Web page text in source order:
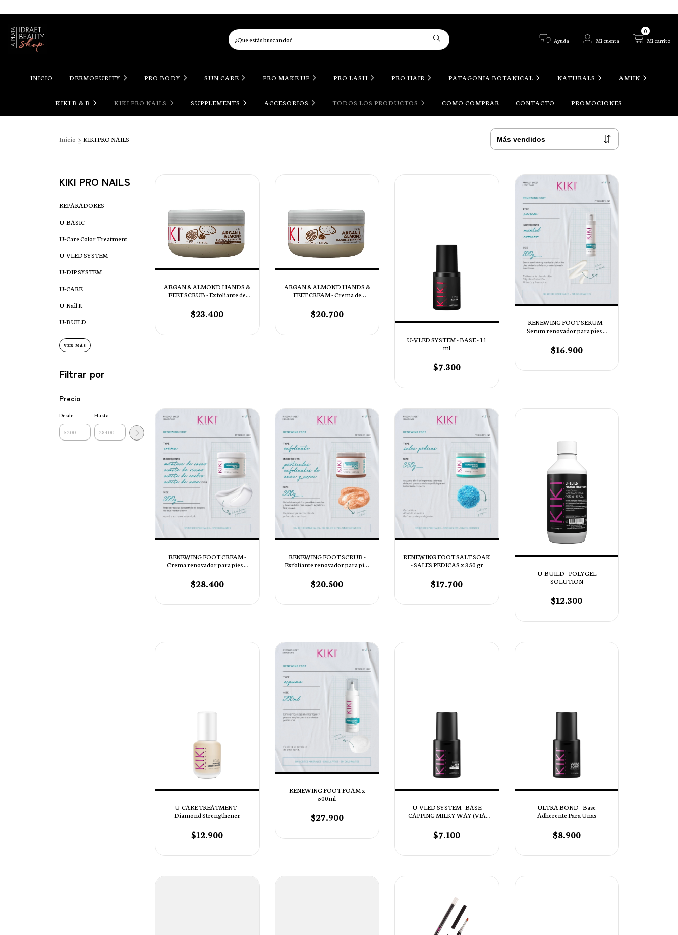
Ayuda Mi cuenta Mi carrito
0
INICIO DERMOPURITY PRO BODY SUN CARE PRO MAKE UP PRO LASH PRO HAIR PATAGONIA BOTANICAL NATURALS AMIIN
KIKI B & B KIKI PRO NAILS SUPPLEMENTS ACCESORIOS TODOS LOS PRODUCTOS COMO COMPRAR CONTACTO PROMOCIONES
Inicio > KIKI PRO NAILS
KIKI PRO NAILS
REPARADORES
U-BASIC
U-Care Color Treatment
U-VLED SYSTEM
U-DIP SYSTEM
U-CARE
U-Nail It
U-BUILD
VER MÁS
Filtrar por
Precio
Desde Hasta
ARGAN & ALMOND HANDS &
FEET SCRUB - Exfoliante de
$23.400
ARGAN & ALMOND HANDS &
FEET CREAM - Crema de
$20.700
U-VLED SYSTEM - BASE - 11
ml
$7.300
RENEWING FOOT SERUM -
Serum renovador para pies x
$16.900
RENEWING FOOT CREAM -
Crema renovador para pies x
$28.400
RENEWING FOOT SCRUB -
Exfoliante renovador para pies
$20.500
RENEWING FOOT SALT SOAK
- SALES PEDICAS x 350 gr
$17.700
U-BUILD - POLYGEL
SOLUTION
$12.300
U-CARE TREATMENT -
Diamond Strengthener
$12.900
RENEWING FOOT FOAM x
500ml
$27.900
U-VLED SYSTEM - BASE
CAPPING MILKY WAY (VIA
$7.100
ULTRA BOND - Base
Adherente Para Uñas
$8.900